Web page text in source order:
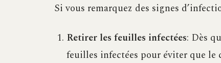
Si vous remarquez des signes
Retirer les feuilles infectées: Dès
feuilles infectées pour éviter que le